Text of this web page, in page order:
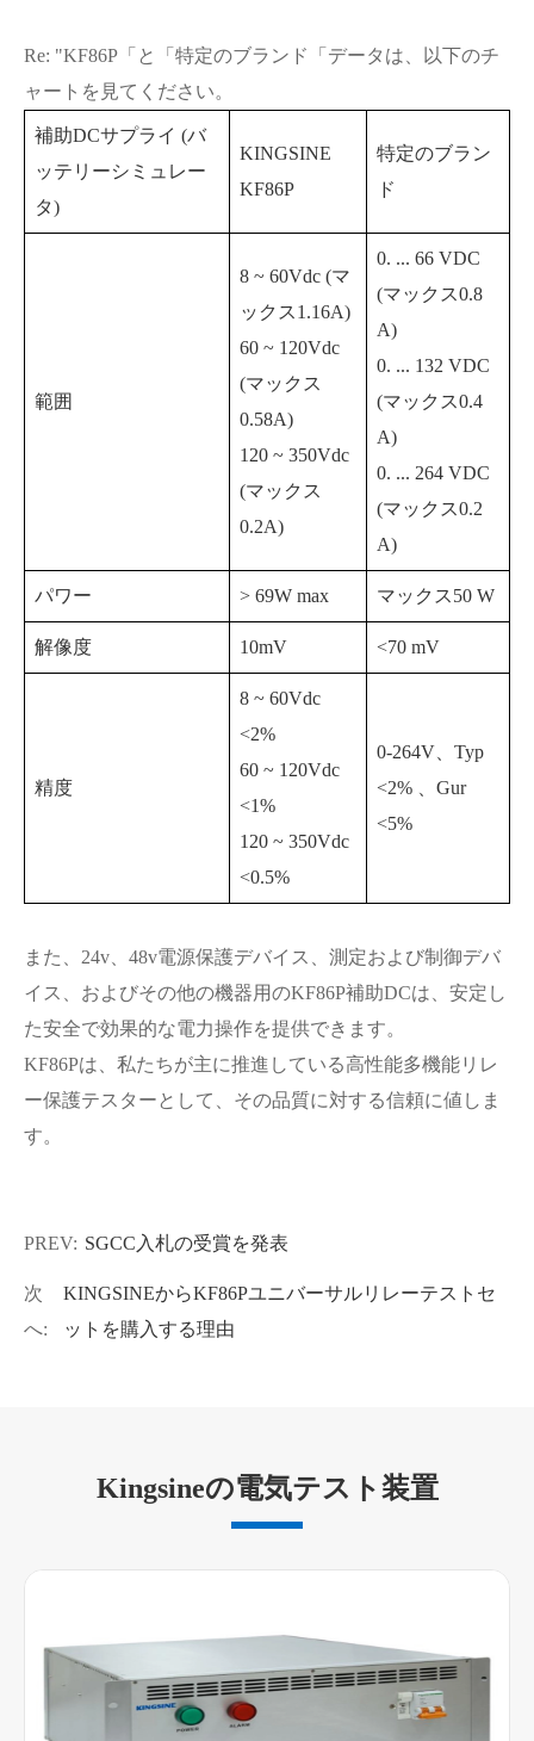
Re: "KF86P 「 と 「 特定のブランド 「 データは、以下のチ
ャートを見てください。
補助DCサプライ (バ
ッテリーシミュレー
タ)
KINGSINE
KF86P
特定のブラン
ド
範囲
8 ~ 60Vdc (マ
ックス1.16A)
60 ~ 120Vdc
(マックス
0.58A)
120 ~ 350Vdc
(マックス
0.2A)
0. ... 66 VDC
(マックス0.8
A)
0. ... 132 VDC
(マックス0.4
A)
0. ... 264 VDC
(マックス0.2
A)
パワー > 69W max マックス50 W
解像度 10mV <70 mV
精度
8 ~ 60Vdc
<2%
60 ~ 120Vdc
<1%
120 ~ 350Vdc
<0.5%
0-264V、Typ
<2% 、Gur
<5%
また、24v、48v電源保護デバイス、測定および制御デバ
イス、およびその他の機器用のKF86P補助DCは、安定し
た安全で効果的な電力操作を提供できます。
KF86Pは、私たちが主に推進している高性能多機能リレ
ー保護テスターとして、その品質に対する信頼に値しま
す。
PREV: SGCC入札の受賞を発表
次
へ:
KINGSINEからKF86Pユニバーサルリレーテストセ
ットを購入する理由
Kingsineの電気テスト装置